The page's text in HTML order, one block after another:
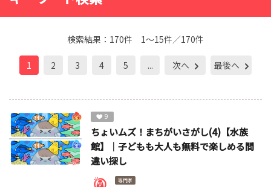
検索結果： 170件 1～15件／170件
1 2 3 4 5 ... 次へ 最後へ
9
ちょいムズ！まちがいさがし(4)【水族
館】｜子どもも大人も無料で楽しめる間
違い探し
専門家